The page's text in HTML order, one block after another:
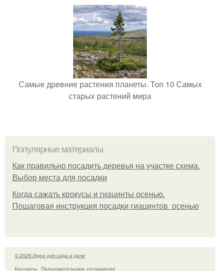
Самые древние растения планеты. Топ 10 Самых
старых растений мира
Популярные материалы
Как правильно посадить деревья на участке схема.
Выбор места для посадки
Когда сажать крокусы и гиацинты осенью.
Пошаговая инструкция посадки гиацинтов осенью
© 2026 Идеи для сада и дачи
Контакты
Пользовательское соглашение